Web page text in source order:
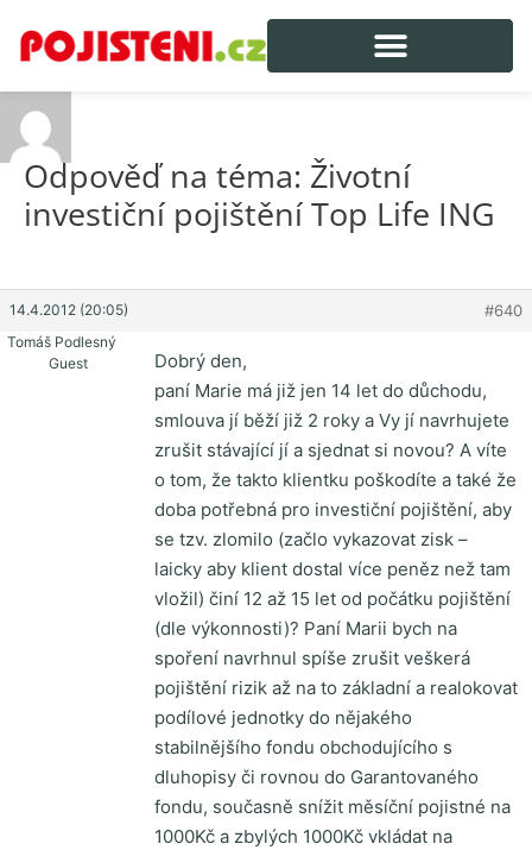
Odpověď na téma: Životní
investiční pojištění Top Life ING
14.4.2012 (20:05) #640
Tomáš Podlesný
Guest
Dobrý den,
paní Marie má již jen 14 let do důchodu,
smlouva jí běží již 2 roky a Vy jí navrhujete
zrušit stávající jí a sjednat si novou? A víte
o tom, že takto klientku poškodíte a také že
doba potřebná pro investiční pojištění, aby
se tzv. zlomilo (začlo vykazovat zisk –
laicky aby klient dostal více peněz než tam
vložil) činí 12 až 15 let od počátku pojištění
(dle výkonnosti)? Paní Marii bych na
spoření navrhnul spíše zrušit veškerá
pojištění rizik až na to základní a realokovat
podílové jednotky do nějakého
stabilnějšího fondu obchodujícího s
dluhopisy či rovnou do Garantovaného
fondu, současně snížit měsíční pojistné na
1000Kč a zbylých 1000Kč vkládat na